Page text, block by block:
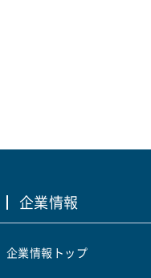
企業情報
企業情報トップ